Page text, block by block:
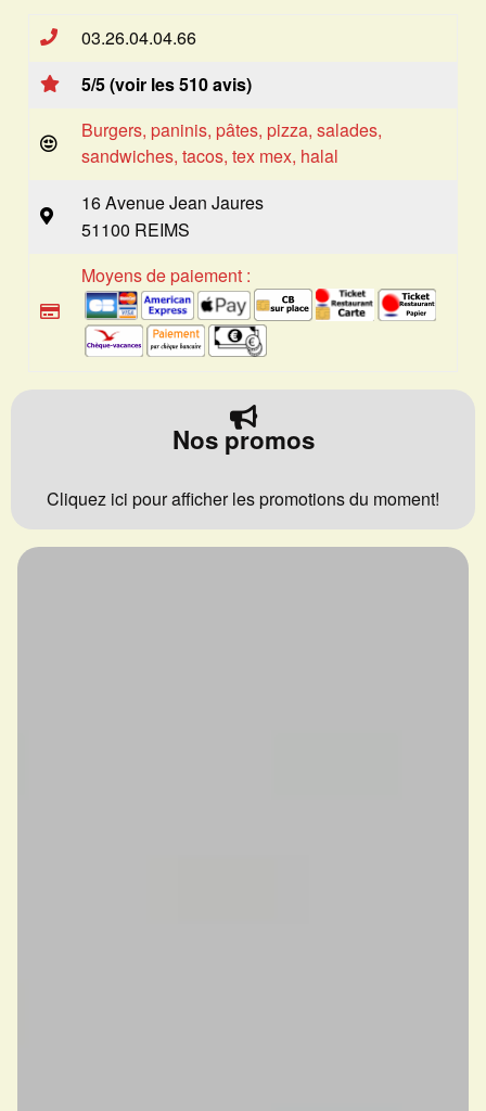
03.26.04.04.66
5/5 (voir les 510 avis)
Burgers, paninis, pâtes, pizza, salades,
sandwiches, tacos, tex mex, halal
16 Avenue Jean Jaures
51100 REIMS
Moyens de paiement :
Nos promos
Cliquez ici pour afficher les promotions du moment!